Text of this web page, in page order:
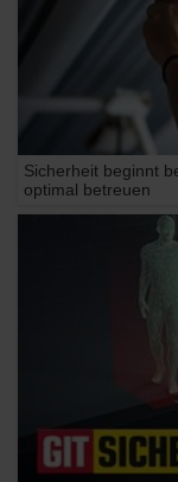
Sicherheit beginnt
optimal betreuen